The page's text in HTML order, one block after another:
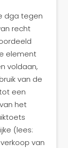
dga tegen
recht
element
voldaan,
van de
een
het
(lees:
van